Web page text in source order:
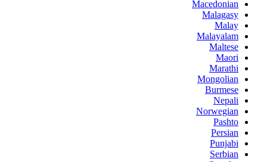
Macedonian
Malagasy
Malay
Malayalam
Maltese
Maori
Marathi
Mongolian
Burmese
Nepali
Norwegian
Pashto
Persian
Punjabi
Serbian